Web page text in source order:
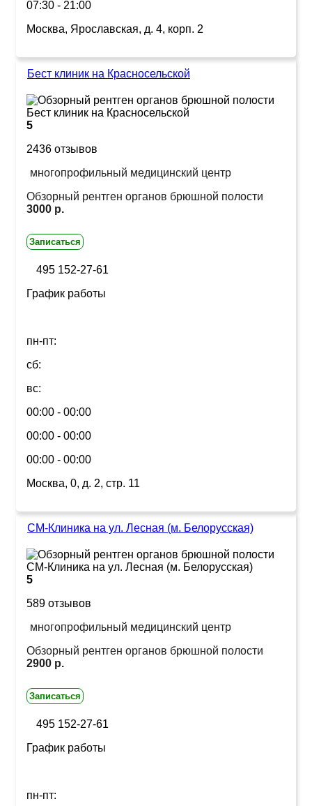
07:30 - 21:00
Москва, Ярославская, д. 4, корп. 2
Бест клиник на Красносельской
5
2436 отзывов
многопрофильный медицинский центр
Обзорный рентген органов брюшной полости
3000 р.
Записаться
495 152-27-61
График работы
пн-пт:
сб:
вс:
00:00 - 00:00
00:00 - 00:00
00:00 - 00:00
Москва, 0, д. 2, стр. 11
СМ-Клиника на ул. Лесная (м. Белорусская)
5
589 отзывов
многопрофильный медицинский центр
Обзорный рентген органов брюшной полости
2900 р.
Записаться
495 152-27-61
График работы
пн-пт: